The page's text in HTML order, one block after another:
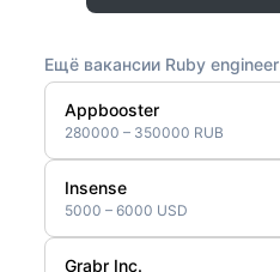
Ещё вакансии Ruby engineer
Appbooster
280000 – 350000 RUB
Insense
5000 – 6000 USD
Grabr Inc.